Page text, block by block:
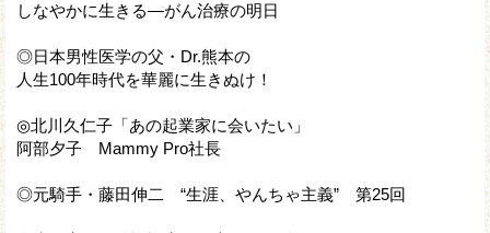
しなやかに生きる―がん治療の明日
◎日本男性医学の父・Dr.熊本の
人生100年時代を華麗に生きぬけ！
◎北川久仁子「あの起業家に会いたい」
阿部夕子 Mammy Pro社長
◎元騎手・藤田伸二 “生涯、やんちゃ主義” 第25回